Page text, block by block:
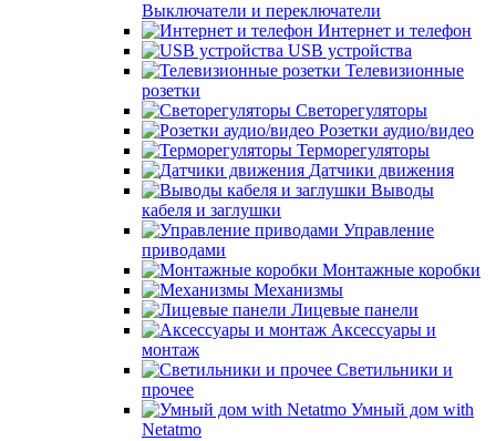
Выключатели и переключатели
Интернет и телефон
USB устройства
Телевизионные
розетки
Светорегуляторы
Розетки аудио/видео
Терморегуляторы
Датчики движения
Выводы
кабеля и заглушки
Управление
приводами
Монтажные коробки
Механизмы
Лицевые панели
Аксессуары и
монтаж
Светильники и
прочее
Умный дом with
Netatmo